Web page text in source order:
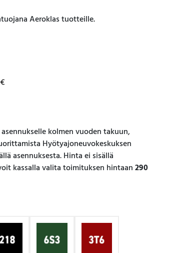
Aeroklas tuotteille.
€
kolmen vuoden takuun,
Hyötyajoneuvokeskuksen
asennuksesta. Hinta ei sisällä
kassalla valita toimituksen hintaan290